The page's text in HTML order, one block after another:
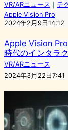
VR/ARニュース ｜ テ
Apple Vision Pro
2024年2月9日14:12
Apple Vision
時代のインタラ
VR/ARニュース
2024年3月22日7:41